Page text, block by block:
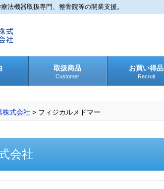
法機器取扱専門、整骨院等の開業支援。
取扱商品
Customer
お買い得品
Recruit
株式会社 > フィジカルメドマー
会社